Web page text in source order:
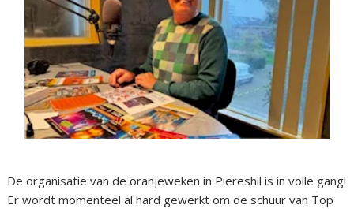
De organisatie van de oranjeweken in Piereshil is in volle gang!
Er wordt momenteel al hard gewerkt om de schuur van Top